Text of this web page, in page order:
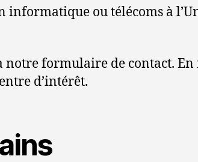
informatique ou télécoms à
notre formulaire de contact.
d’intérêt.